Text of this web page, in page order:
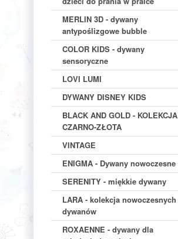
MERLIN 3D - dywany
antypoślizgowe bubble
COLOR KIDS - dywany
sensoryczne
LOVI LUMI
DYWANY DISNEY KIDS
BLACK AND GOLD - KOLEKCJA
CZARNO-ZŁOTA
VINTAGE
ENIGMA - Dywany nowoczesne
SERENITY - miękkie dywany
LARA - kolekcja nowoczesnych
dywanów
ROXAENNE - dywany dla